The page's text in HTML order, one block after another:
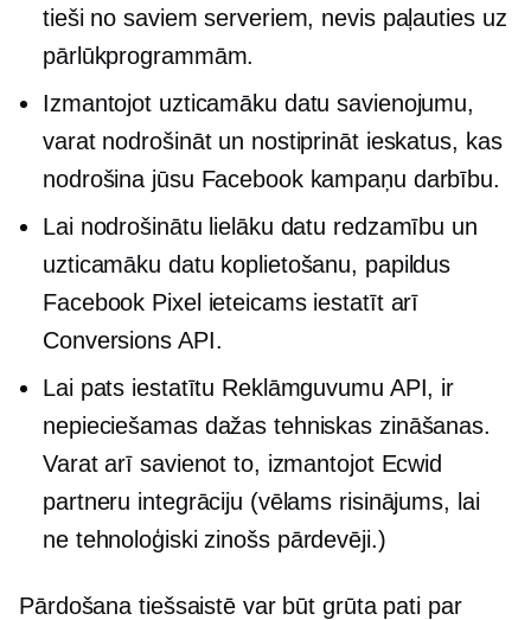
tieši no saviem serveriem, nevis paļauties uz
pārlūkprogrammām.
Izmantojot uzticamāku datu savienojumu,
varat nodrošināt un nostiprināt ieskatus, kas
nodrošina jūsu Facebook kampaņu darbību.
Lai nodrošinātu lielāku datu redzamību un
uzticamāku datu koplietošanu, papildus
Facebook Pixel ieteicams iestatīt arī
Conversions API.
Lai pats iestatītu Reklāmguvumu API, ir
nepieciešamas dažas tehniskas zināšanas.
Varat arī savienot to, izmantojot Ecwid
partneru integrāciju (vēlams risinājums, lai
ne tehnoloģiski zinošspārdevēji.)
Pārdošana tiešsaistē var būt grūta pati par